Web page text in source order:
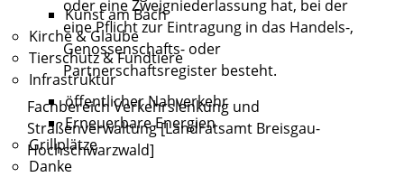
Kunst am Bach
Kirche & Glaube
Tierschutz & Fundtiere
Infrastruktur
öffentlicher Nahverkehr
Erneuerbare Energien
Grillplätze
Danke
oder eine Zweigniederlassung hat, bei der
eine Pflicht zur Eintragung in das Handels-,
Genossenschafts- oder
Partnerschaftsregister besteht.
Fachbereich Verkehrslenkung und
Straßenverwaltung [Landratsamt Breisgau-
Hochschwarzwald]